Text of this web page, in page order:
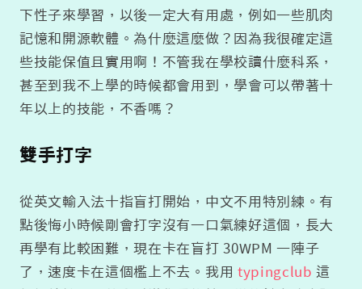
下性子來學習，以後一定大有用處，例如一些肌肉
記憶和開源軟體。為什麼這麼做？因為我很確定這
些技能保值且實用啊！不管我在學校讀什麼科系，
甚至到我不上學的時候都會用到，學會可以帶著十
年以上的技能，不香嗎？
雙手打字
從英文輸入法十指盲打開始，中文不用特別練。有
點後悔小時候剛會打字沒有一口氣練好這個，長大
再學有比較困難，現在卡在盲打 30WPM 一陣子
了，速度卡在這個檻上不去。我用 typingclub 這